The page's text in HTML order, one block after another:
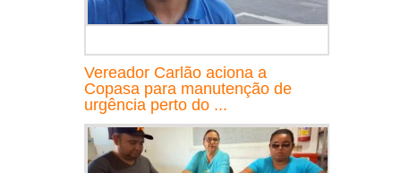
Vereador Carlão aciona a
Copasa para manutenção de
urgência perto do ...